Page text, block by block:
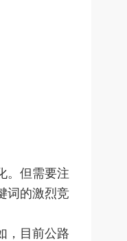
。但需要注
词的激烈竞
，目前公路